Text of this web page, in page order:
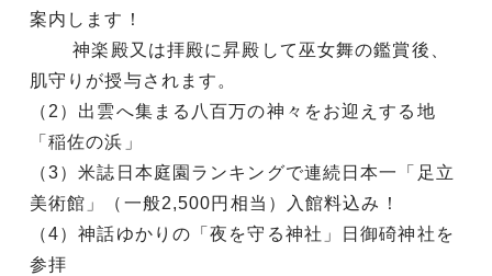
案内します！
神楽殿又は拝殿に昇殿して巫女舞の鑑賞後、
肌守りが授与されます。
（2）出雲へ集まる八百万の神々をお迎えする地
「稲佐の浜」
（3）米誌日本庭園ランキングで連続日本一「足立
美術館」（一般2,500円相当）入館料込み！
（4）神話ゆかりの「夜を守る神社」日御碕神社を
参拝